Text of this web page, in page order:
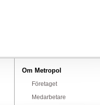
Om Metropol
Företaget
Medarbetare